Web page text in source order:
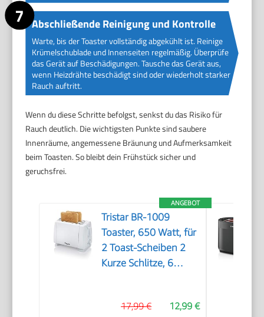
Abschließende Reinigung und Kontrolle
Warte, bis der Toaster vollständig abgekühlt ist. Reinige
Krümelschublade und Innenseiten regelmäßig. Überprüfe
das Gerät auf Beschädigungen. Tausche das Gerät aus,
wenn Heizdrähte beschädigt sind oder wiederholt starker
Rauch auftritt.
Wenn du diese Schritte befolgst, senkst du das Risiko für
Rauch deutlich. Die wichtigsten Punkte sind saubere
Innenräume, angemessene Bräunung und Aufmerksamkeit
beim Toasten. So bleibt dein Frühstück sicher und
geruchsfrei.
ANGEBOT
Tristar BR-1009
Toaster, 650 Watt, für
2 Toast-Scheiben 2
Kurze Schlitze, 6
Brötchen – Weiß12,99 €
17,99 €